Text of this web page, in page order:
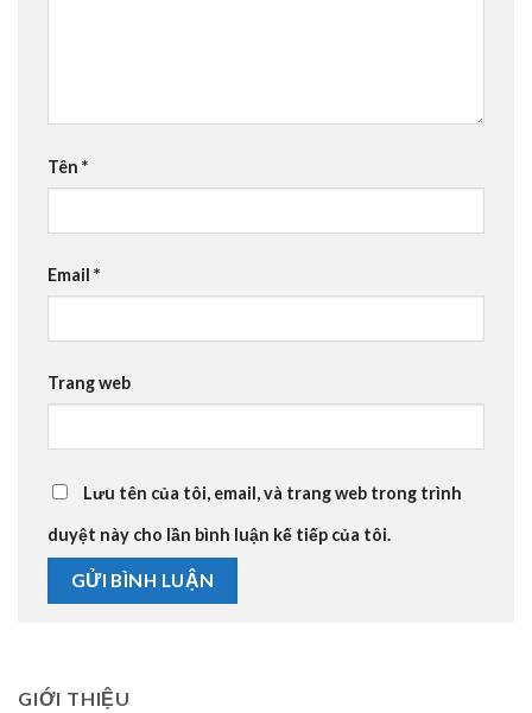
Tên *
Email *
Trang web
Lưu tên của tôi, email, và trang web trong trình
duyệt này cho lần bình luận kế tiếp của tôi.
GIỚI THIỆU